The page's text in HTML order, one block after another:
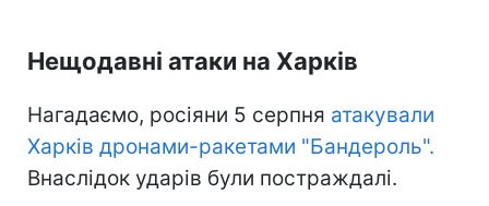
Нещодавні атаки на Харків
Нагадаємо, росіяни 5 серпня атакували
Харків дронами-ракетами "Бандероль".
Внаслідок ударів були постраждалі.